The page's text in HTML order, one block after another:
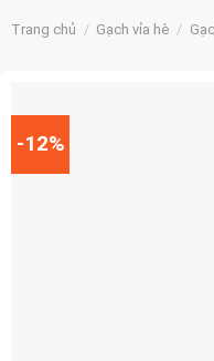
Trang chủ / Gạch vỉa hè /
-12%